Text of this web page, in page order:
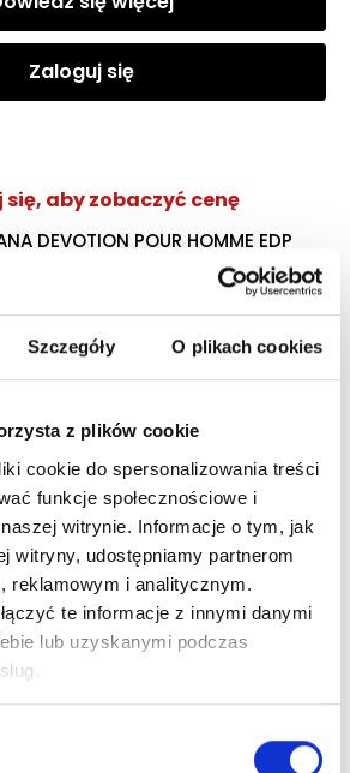
Szczegóły O plikach cookies
z plików cookie
cookie do spersonalizowania treści
funkcje społecznościowe i
witrynie. Informacje o tym, jak
witryny, udostępniamy partnerom
reklamowym i analitycznym.
te informacje z innymi danymi
lub uzyskanymi podczas
Zaloguj się
aby zobaczyć cenę
DEVOTION POUR HOMME EDP
Zaloguj się
z autoryzowanej
z magazynu w Polsce